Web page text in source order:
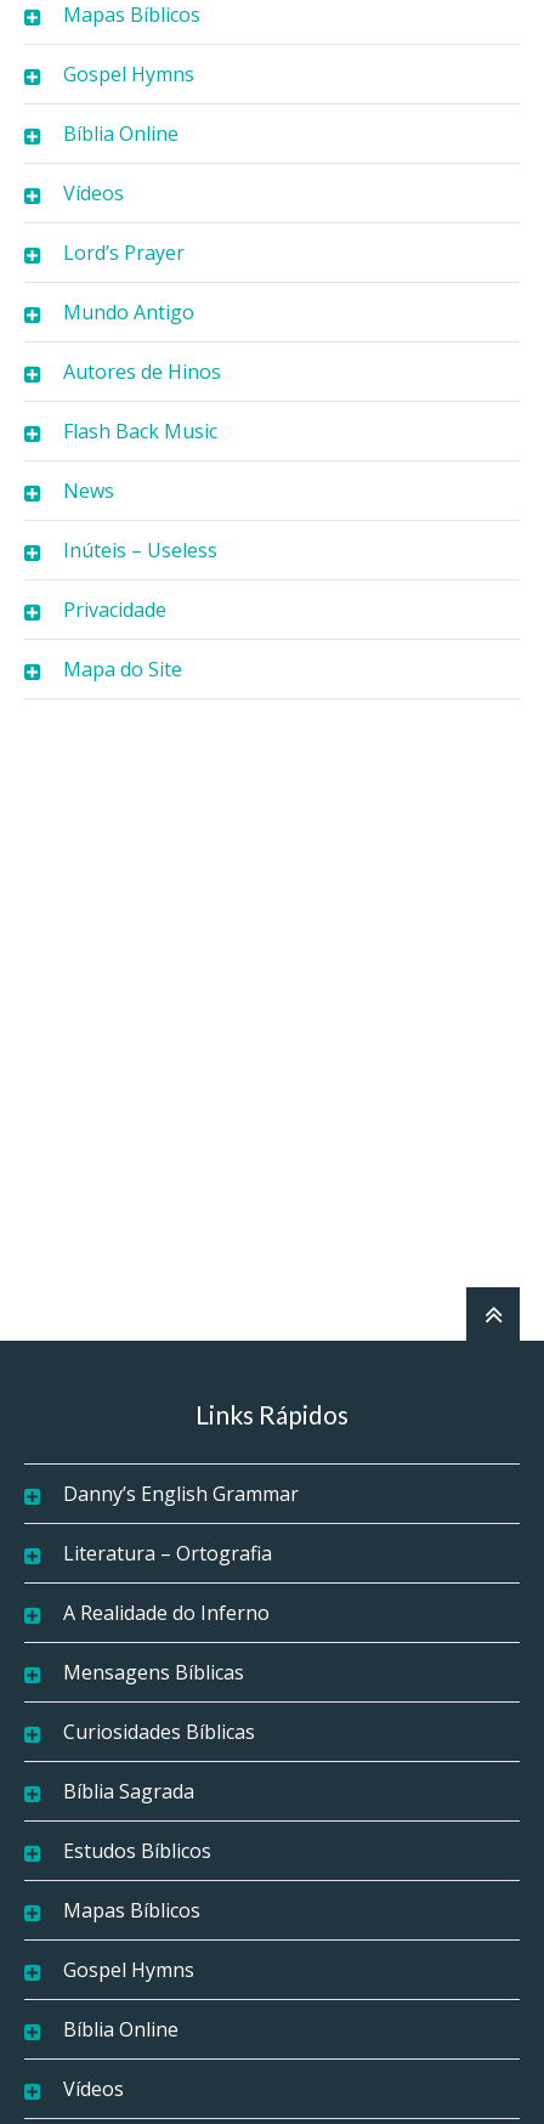
Mapas Bíblicos
Gospel Hymns
Bíblia Online
Vídeos
Lord’s Prayer
Mundo Antigo
Autores de Hinos
Flash Back Music
News
Inúteis – Useless
Privacidade
Mapa do Site
Links Rápidos
Danny’s English Grammar
Literatura – Ortografia
A Realidade do Inferno
Mensagens Bíblicas
Curiosidades Bíblicas
Bíblia Sagrada
Estudos Bíblicos
Mapas Bíblicos
Gospel Hymns
Bíblia Online
Vídeos